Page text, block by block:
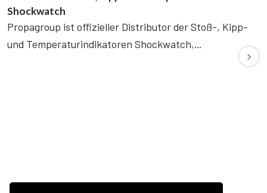
Shockwatch
Propagroup ist offizieller Distributor der Stoß-, Kipp-
und Temperaturindikatoren Shockwatch,...